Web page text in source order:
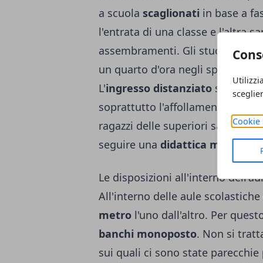
Cookie
a scuola scaglionati in base a
l'entrata di una classe e l'altra
assembramenti. Gli studenti
un quarto d'ora negli spazi
L'ingresso distanziato sarà più
soprattutto l'affollamento sui
ragazzi delle superiori saranno
seguire una didattica mista,
Le disposizioni all'interno
All'interno delle aule
metro l'uno dall'altro. Per
banchi monoposto. Non si
sui quali ci sono state